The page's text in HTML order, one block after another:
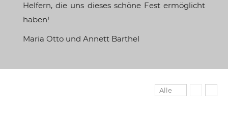
Helfern, die uns dieses schöne Fest ermöglicht
haben!
Maria Otto und Annett Barthel
Alle